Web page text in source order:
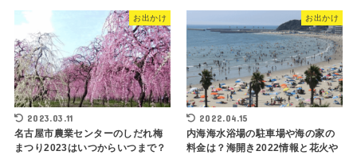
お出かけ
2023.03.11
名古屋市農業センターのしだれ梅
まつり2023はいつからいつまで？
お出かけ
2022.04.15
内海海水浴場の駐車場や海の家の
料金は？海開き2022情報と花火や